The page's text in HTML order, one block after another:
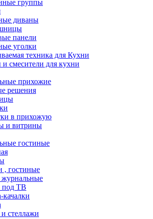
группы
диваны
панели
уголки
техника для Кухни
смесители для кухни
прихожие
решения
в прихожую
и витрины
гостиные
, гостиные
ТВ
качалки
стеллажи